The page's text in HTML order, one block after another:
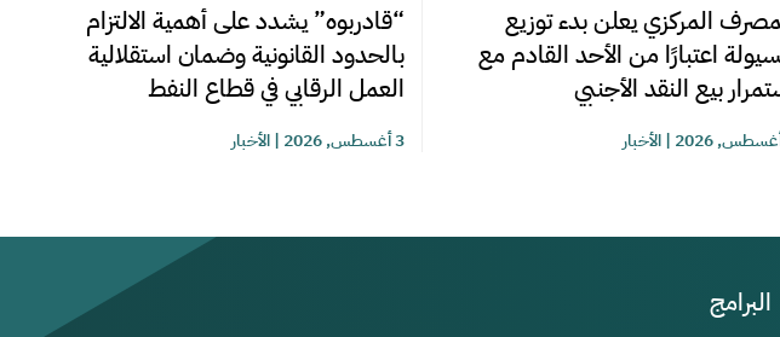
المركزي يعلن بدء توزيع
اعتبارًا من الأحد القادم مع
بيع النقد الأجنبي
|الأخبار
“قادربوه” يشدد على أهمية الالتزام
بالحدود القانونية وضمان استقلالية
العمل الرقابي في قطاع النفط
3 أغسطس, 2026 |الأخبار
البرامج